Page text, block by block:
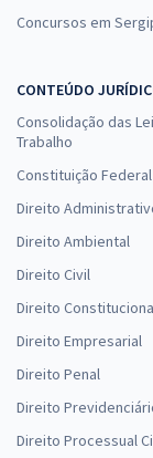
Concursos em
CONTEÚDO
Consolidação das
Trabalho
Constituição Federal
Direito
Direito Ambiental
Direito Civil
Direito
Direito Empresarial
Direito Penal
Direito
Direito Processual